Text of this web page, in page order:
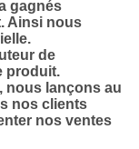
gagnés
Ainsi nous
de
produit.
nous lançons au
nos clients
nos ventes